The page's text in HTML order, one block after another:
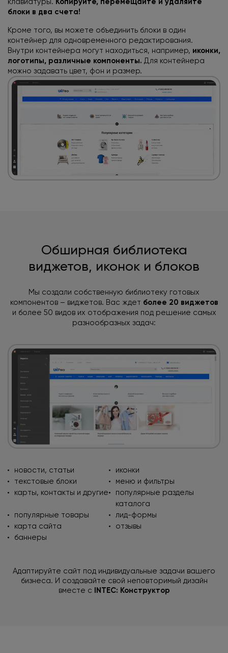
блоки в два счета!
Кроме того, вы можете объединить блоки в один
контейнер для одновременного редактирования.
Внутри контейнера могут находиться, например, иконки,
логотипы, различные компоненты. Для контейнера
можно задавать цвет, фон и размер.
Обширная библиотека
виджетов, иконок и блоков
Мы создали собственную библиотеку готовых
компонентов – виджетов. Вас ждет более 20 виджетов
и более 50 видов их отображения под решение самых
разнообразных задач:
новости, статьи
иконки
текстовые блоки
меню и фильтры
карты, контакты и другие
популярные разделы
каталога
популярные товары
лид-формы
карта сайта
отзывы
баннеры
Адаптируйте сайт под индивидуальные задачи вашего
бизнеса. И создавайте свой неповторимый дизайн
вместе с INTEC: Конструктор